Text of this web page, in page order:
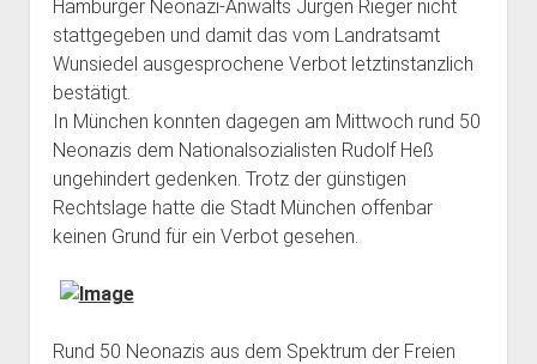
Rechte Termine München
RSS-Feeds, Twitter & Facebook
Kontakt & PGP-Key
Hamburger Neonazi-Anwalts Jürgen Rieger nicht
stattgegeben und damit das vom Landratsamt
Wunsiedel ausgesprochene Verbot letztinstanzlich
bestätigt.
In München konnten dagegen am Mittwoch rund 50
Neonazis dem Nationalsozialisten Rudolf Heß
ungehindert gedenken. Trotz der günstigen
Rechtslage hatte die Stadt München offenbar
keinen Grund für ein Verbot gesehen.
Rund 50 Neonazis aus dem Spektrum der Freien